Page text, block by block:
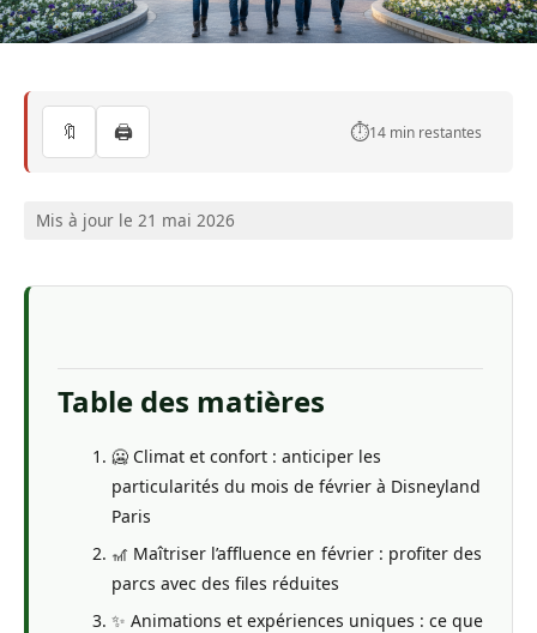
🔖 🖨️ ⏱️14 min restantes
Mis à jour le 21 mai 2026
Table des matières
🥶 Climat et confort : anticiper les
particularités du mois de février à Disneyland
Paris
🎢 Maîtriser l’affluence en février : profiter des
parcs avec des files réduites
✨ Animations et expériences uniques : ce que